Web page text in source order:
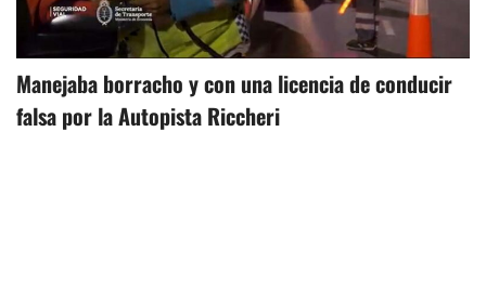
Manejaba borracho y con una licencia de conducir
falsa por la Autopista Riccheri